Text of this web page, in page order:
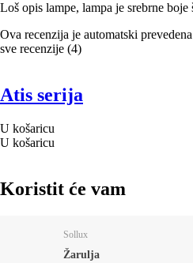
Loš opis lampe, lampa je srebrne
Ova recenzija je automatski
sve recenzije (4)
Atis serija
U košaricu
U košaricu
Koristit će vam
Sollux
Žarulja